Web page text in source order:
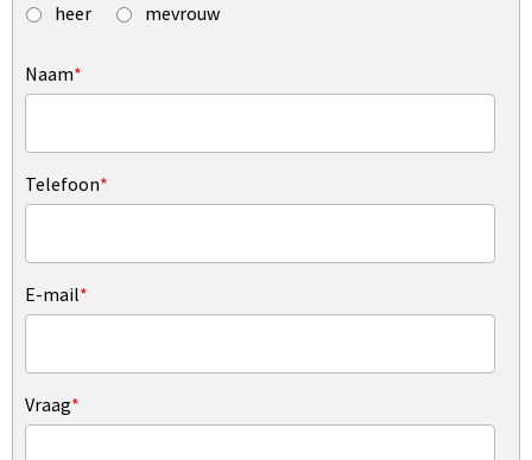
heer mevrouw
Naam*
Telefoon*
E-mail*
Vraag*